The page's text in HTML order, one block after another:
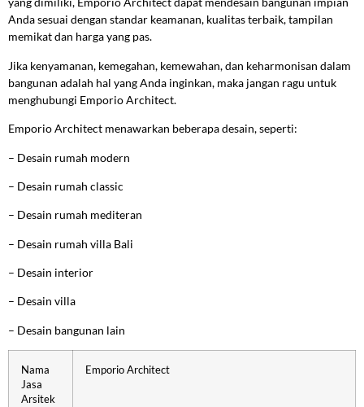
Anda sesuai dengan standar keamanan, kualitas terbaik, tampilan
memikat dan harga yang pas.
Jika kenyamanan, kemegahan, kemewahan, dan keharmonisan dalam
bangunan adalah hal yang Anda inginkan, maka jangan ragu untuk
menghubungi Emporio Architect.
Emporio Architect menawarkan beberapa desain, seperti:
– Desain rumah modern
– Desain rumah classic
– Desain rumah mediteran
– Desain rumah villa Bali
– Desain interior
– Desain villa
– Desain bangunan lain
Nama
Jasa
Arsitek
Emporio Architect